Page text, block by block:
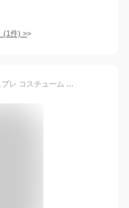
(1件) >
ハロウィン衣装 パイレーツ 衣装 コスプレ コスチューム パイレーツ カリビアン 仮装 海賊 パイレーツ オブ カリビアン コスチューム ハロウィン キャプテン ジャックスクリスマス 大人用 ジャック船長 ノーブランド (XL)